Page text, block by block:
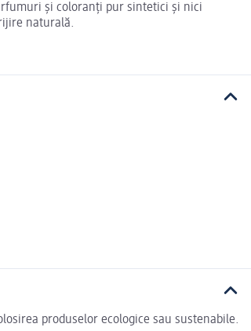
și coloranți pur sintetici și nici
naturală.
produselor ecologice sau sustenabile.